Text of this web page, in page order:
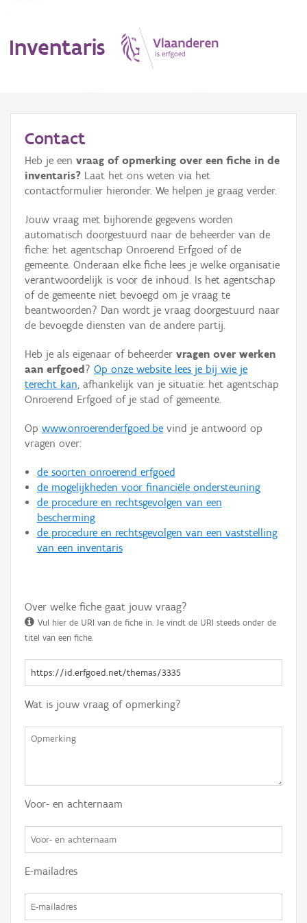
Inventaris
Erfgoedobject
Aanduidingsobject
Waarneming
Thema
Gebeurtenis
Persoon of collectief
Hergebruik
Aanmelden
Contact
Heb je een vraag of opmerking over een fiche in de
inventaris? Laat het ons weten via het
contactformulier hieronder. We helpen je graag verder.
Jouw vraag met bijhorende gegevens worden
automatisch doorgestuurd naar de beheerder van de
fiche: het agentschap Onroerend Erfgoed of de
gemeente. Onderaan elke fiche lees je welke organisatie
verantwoordelijk is voor de inhoud. Is het agentschap
of de gemeente niet bevoegd om je vraag te
beantwoorden? Dan wordt je vraag doorgestuurd naar
de bevoegde diensten van de andere partij.
Heb je als eigenaar of beheerder vragen over werken
aan erfgoed ? Op onze website lees je bij wie je
terecht kan, afhankelijk van je situatie: het agentschap
Onroerend Erfgoed of je stad of gemeente.
Op www.onroerenderfgoed.be vind je antwoord op
vragen over:
de soorten onroerend erfgoed
de mogelijkheden voor financiële ondersteuning
de procedure en rechtsgevolgen van een
bescherming
de procedure en rechtsgevolgen van een vaststelling
van een inventaris
Over welke fiche gaat jouw vraag?
Vul hier de URI van de fiche in. Je vindt de URI steeds onder de
titel van een fiche.
Wat is jouw vraag of opmerking?
Voor- en achternaam
E-mailadres